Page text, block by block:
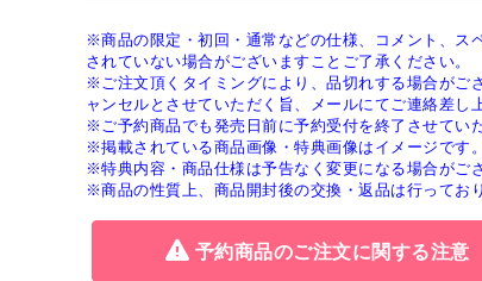
※商品の限定・初回・通常などの仕様、コメント、ス
されていない場合がございますことご了承ください。
※ご注文頂くタイミングにより、品切れする場合がご
ャンセルとさせていただく旨、メールにてご連絡差し
※ご予約商品でも発売日前に予約受付を終了させてい
※掲載されている商品画像・特典画像はイメージです
※特典内容・商品仕様は予告なく変更になる場合がご
※商品の性質上、商品開封後の交換・返品は行ってお
予約商品のご注文に関する注意